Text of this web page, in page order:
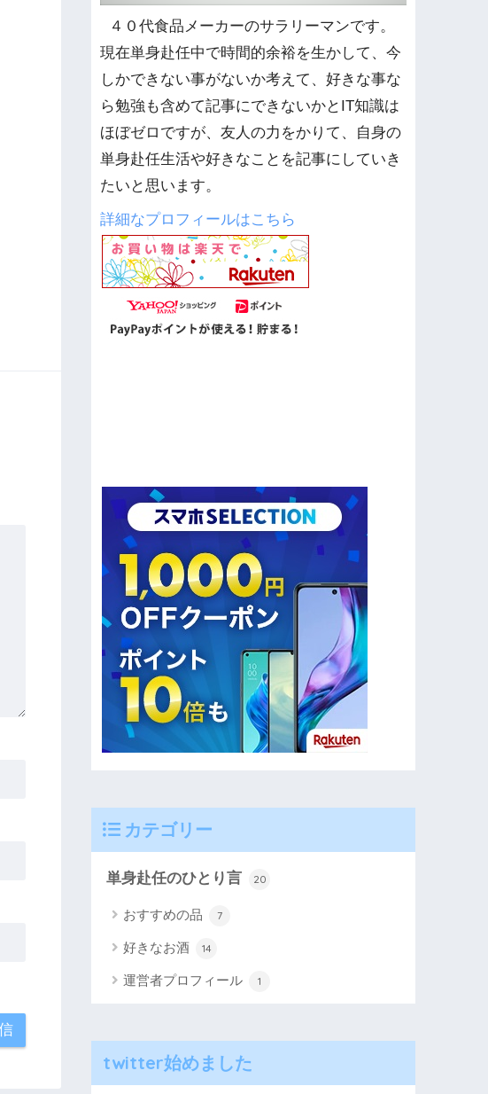
４０代食品メーカーのサラリーマンです。
現在単身赴任中で時間的余裕を生かして、今
しかできない事がないか考えて、好きな事な
ら勉強も含めて記事にできないかとIT知識は
ほぼゼロですが、友人の力をかりて、自身の
単身赴任生活や好きなことを記事にしていき
たいと思います。
詳細なプロフィールはこちら
カテゴリー
単身赴任のひとり言 20
おすすめの品 7
好きなお酒 14
運営者プロフィール 1
twitter始めました